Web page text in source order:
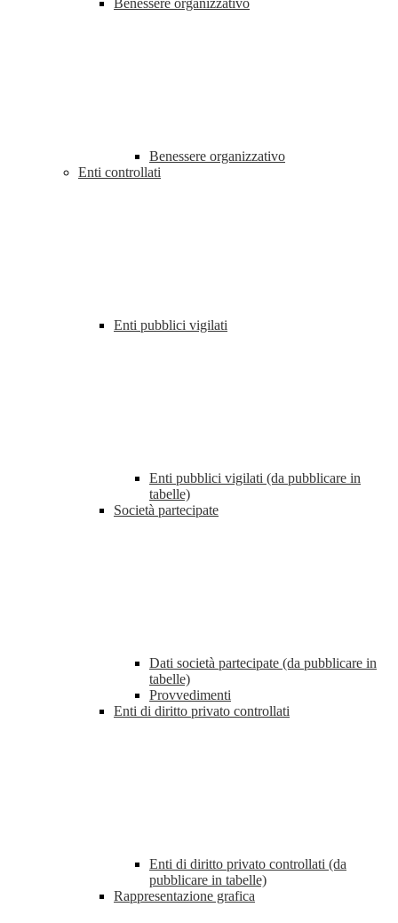
Benessere organizzativo
Benessere organizzativo
Enti controllati
Enti pubblici vigilati
Enti pubblici vigilati (da pubblicare in
tabelle)
Società partecipate
Dati società partecipate (da pubblicare in
tabelle)
Provvedimenti
Enti di diritto privato controllati
Enti di diritto privato controllati (da
pubblicare in tabelle)
Rappresentazione grafica